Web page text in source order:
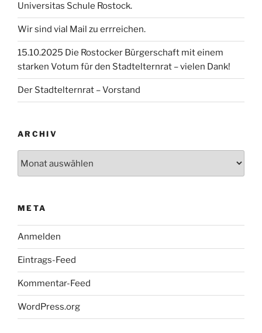
Universitas Schule Rostock.
Wir sind vial Mail zu errreichen.
15.10.2025 Die Rostocker Bürgerschaft mit einem
starken Votum für den Stadtelternrat – vielen Dank!
Der Stadtelternrat – Vorstand
ARCHIV
META
Anmelden
Eintrags-Feed
Kommentar-Feed
WordPress.org